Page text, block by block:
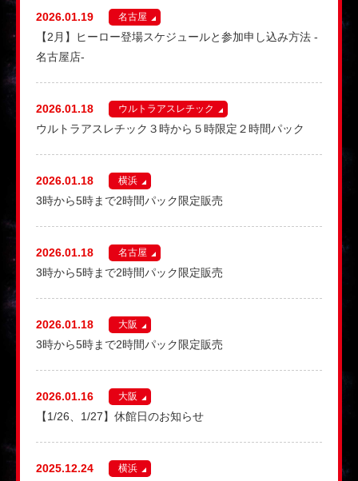
2026.01.19
【2月】ヒーロー登場スケジュールと参加申し込み方法 -
名古屋店-
名古屋
2026.01.18
ウルトラアスレチック３時から５時限定２時間パック
ウルトラアスレチック
2026.01.18
3時から5時まで2時間パック限定販売
横浜
2026.01.18
3時から5時まで2時間パック限定販売
名古屋
2026.01.18
3時から5時まで2時間パック限定販売
大阪
2026.01.16
【1/26、1/27】休館日のお知らせ
大阪
2025.12.24
横浜